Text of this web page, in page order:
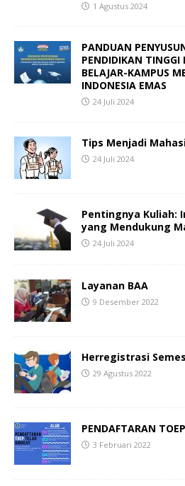
1 Agustus 2024
PANDUAN
PENDIDIKAN TINGGI
BELAJAR-KAMPUS
INDONESIA EMAS
24 Juli 2024
Tips Menjadi
24 Juli 2024
Pentingnya Kuliah:
yang Mendukung
24 Juli 2024
Layanan BAA
9 Desember 2022
Herregistrasi
29 Agustus 2022
PENDAFTARAN
3 Februari 2022